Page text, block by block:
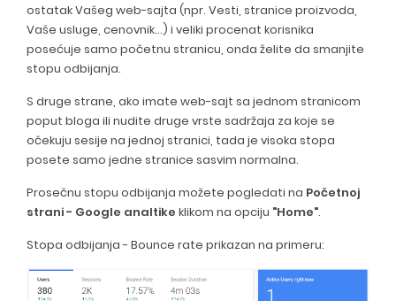
ostatak Vašeg web-sajta (npr. Vesti, stranice proizvoda,
Vaše usluge, cenovnik...) i veliki procenat korisnika
posećuje samo početnu stranicu, onda želite da smanjite
stopu odbijanja.
S druge strane, ako imate web-sajt sa jednom stranicom
poput bloga ili nudite druge vrste sadržaja za koje se
očekuju sesije na jednoj stranici, tada je visoka stopa
posete samo jedne stranice sasvim normalna.
Prosečnu stopu odbijanja možete pogledati na Početnoj
strani - Google analtike klikom na opciju "Home".
Stopa odbijanja - Bounce rate prikazan na primeru: